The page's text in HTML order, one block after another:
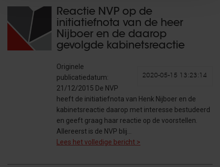
Reactie NVP op de
initiatiefnota van de heer
Nijboer en de daarop
gevolgde kabinetsreactie
2020-05-15 13:23:14
Originele
publicatiedatum:
21/12/2015 De NVP
heeft de initiatiefnota van Henk Nijboer en de
kabinetsreactie daarop met interesse bestudeerd
en geeft graag haar reactie op de voorstellen.
Allereerst is de NVP blij…
Lees het volledige bericht >